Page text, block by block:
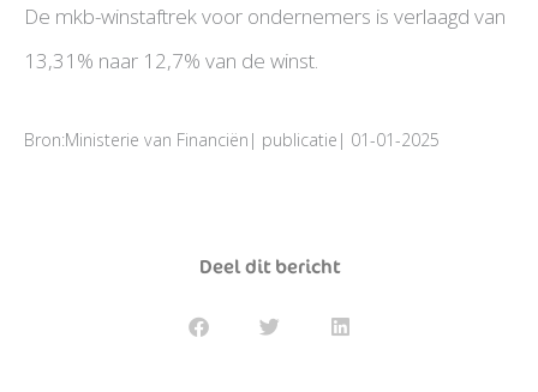
De mkb-winstaftrek voor ondernemers is verlaagd van
13,31% naar 12,7% van de winst.
Bron:Ministerie van Financiën| publicatie| 01-01-2025
Deel dit bericht